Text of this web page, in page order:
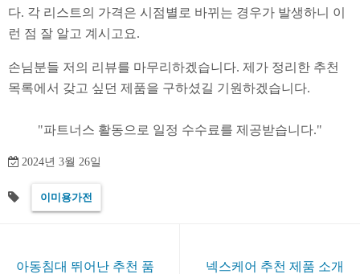
다. 각 리스트의 가격은 시점별로 바뀌는 경우가 발생하니 이
런 점 잘 알고 계시고요.
손님분들 저의 리뷰를 마무리하겠습니다. 제가 정리한 추천
목록에서 갖고 싶던 제품을 구하셨길 기원하겠습니다.
2024년 3월 26일
이미용가전
아동침대 뛰어난 추천 품 넥스케어 추천 제품 소개